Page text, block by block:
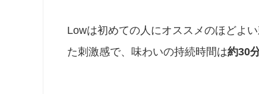
Lowは初めての人にオススメのほどよ
た刺激感で、味わいの持続時間は約30